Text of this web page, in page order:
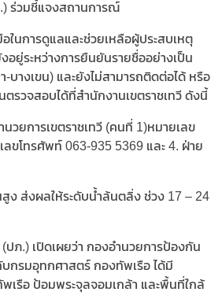
ร่วมชี้แจงสถานการณ์
นการดูแลและช่วยเหลือผู้ประสบเหตุ
ยู่ระหว่างการยืนยันรายชื่ออย่างเป็น
างเขน) และยังไม่สามารถติดต่อได้ หรือ
รวจสอบได้ที่สำนักงานเขตราชเทวี ดังนี้
วยการเขตราชเทวี (คนที่ 1)หมายเลข
ขโทรศัพท์ 063-935 5369 และ 4. ฝ่าย
ง ส่งผลให้ระดับน้ำล้นตลิ่ง ช่วง 17 – 24
ภ.) เปิดเผยว่า กองอำนวยการป้องกัน
กรมอุทกศาสตร์ กองทัพเรือ ได้มี
พเรือ ป้อมพระจุลจอมเกล้า และพื้นที่ใกล้